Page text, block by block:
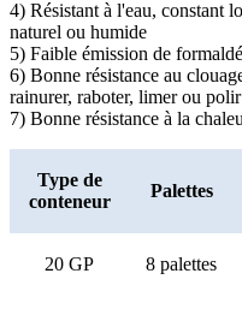
4) Résistant à l'eau, constant
naturel ou humide
5) Faible émission de
6) Bonne résistance au
rainurer, raboter, limer ou polir
7) Bonne résistance à la
Type de
conteneur
Palettes
20 GP 8 palettes